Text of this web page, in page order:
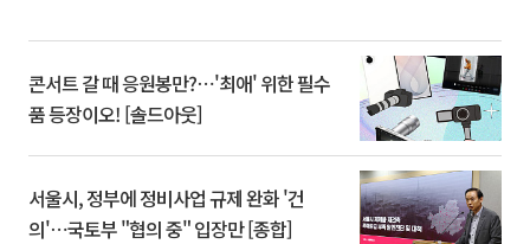
콘서트 갈 때 응원봉만?⋯'최애' 위한 필수
품 등장이오! [솔드아웃]
서울시, 정부에 정비사업 규제 완화 '건
의'⋯국토부 "협의 중" 입장만 [종합]